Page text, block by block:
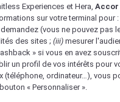
Experiences et Hera, Accor
sur votre terminal pour :
(vous ne pouvez pas
des sites ; (iii) mesurer
» si vous en avez
un profil de vos intérêts pour
(téléphone, ordinateur…), vous
« Personnaliser ».